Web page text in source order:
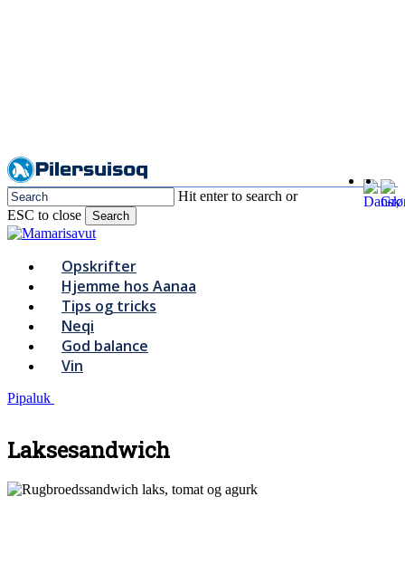
Hit enter to search or
ESC to close
Search
Close
Menu
Opskrifter
Hjemme hos Aanaa
Tips og tricks
Neqi
God balance
Vin
Pipaluk
Laksesandwich